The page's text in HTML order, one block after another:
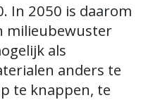
In 2050 is daarom
milieubewuster
als
anders te
te knappen, te